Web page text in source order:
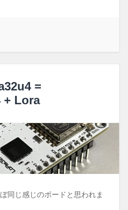
=
+ Lora
同じ感じのボードと思われま